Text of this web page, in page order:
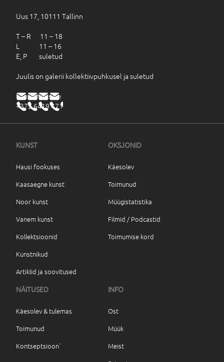
Uus 17, 10111 Tallinn
T – R 11 – 18
L 11 – 16
E, P suletud
Juulis on galerii kollektiivpuhkusel ja suletud
haus@haus.ee
+372 6419 471
KUNST
Hausi fookuses
Kaasaegne kunst
Noor kunst
Vanem kunst
Kollektsioonid
Kunstnikud
Artiklid ja soovitused
OKSJONID
Käesolev
Toimunud
Müügistatistika
Filmid / Podcastid
Toimumise kord
NÄITUSED
Käesolev & tulemas
Toimunud
Kontseptsioon`
INFO
Ost
Müük
Meist